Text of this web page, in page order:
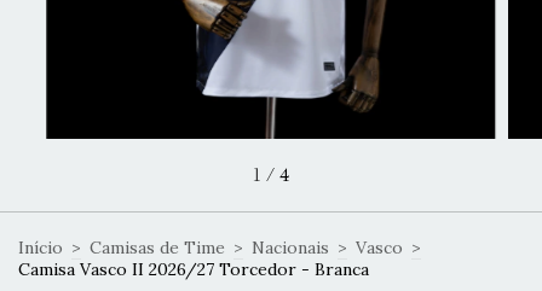
1 / 4
Início > Camisas de Time > Nacionais > Vasco >
Camisa Vasco II 2026/27 Torcedor - Branca